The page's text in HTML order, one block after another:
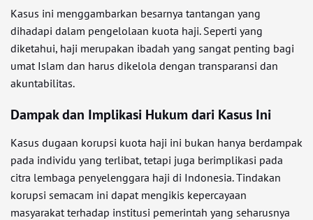
Kasus ini menggambarkan besarnya tantangan yang
dihadapi dalam pengelolaan kuota haji. Seperti yang
diketahui, haji merupakan ibadah yang sangat penting bagi
umat Islam dan harus dikelola dengan transparansi dan
akuntabilitas.
Dampak dan Implikasi Hukum dari Kasus Ini
Kasus dugaan korupsi kuota haji ini bukan hanya berdampak
pada individu yang terlibat, tetapi juga berimplikasi pada
citra lembaga penyelenggara haji di Indonesia. Tindakan
korupsi semacam ini dapat mengikis kepercayaan
masyarakat terhadap institusi pemerintah yang seharusnya